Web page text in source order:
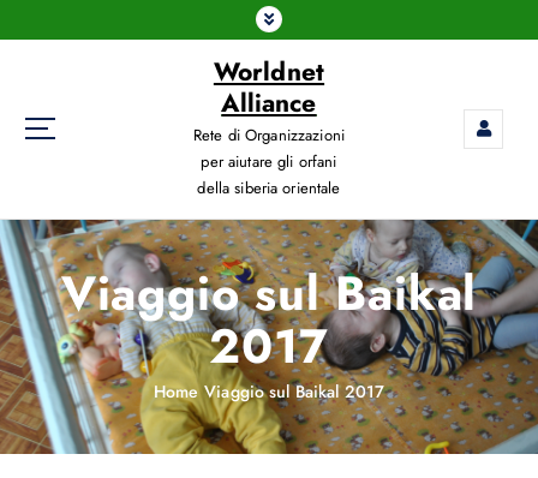
Worldnet
Alliance
Rete di Organizzazioni
per aiutare gli orfani
della siberia orientale
Viaggio sul Baikal
2017
Home Viaggio sul Baikal 2017